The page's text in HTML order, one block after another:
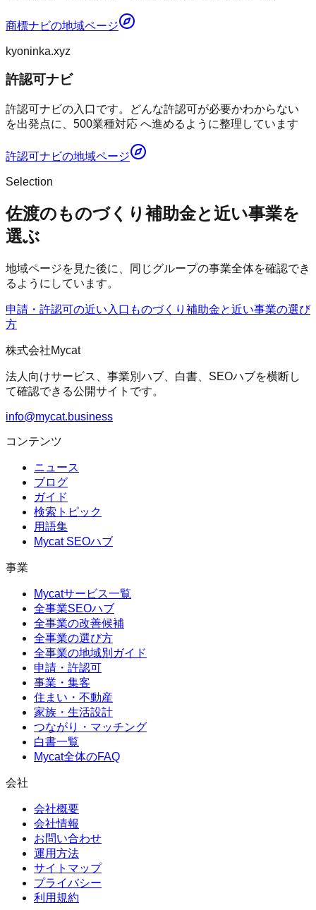
商標ナビの地域ページ
kyoninka.xyz
許認可ナビ
許認可ナビの入口です。どんな許認可が必要かわからない
を出発点に、500業種対応 へ進めるように整理しています
許認可ナビの地域ページ
Selection
佐渡のものづくり補助金と近い事業を
選ぶ
地域ページを見た後に、同じグループの事業全体を確認でき
るようにしています。
申請・許認可の近い入口 ものづくり補助金と近い事業の選び
方
株式会社Mycat
法人向けサービス、事業別ハブ、白書、SEOハブを横断し
て確認できる公開サイトです。
info@mycat.business
コンテンツ
ニュース
ブログ
ガイド
検索トピック
用語集
Mycat SEOハブ
事業
Mycatサービス一覧
全事業SEOハブ
全事業の改善候補
全事業の選び方
全事業の地域別ガイド
申請・許認可
事業・集客
住まい・不動産
家族・生活設計
つながり・マッチング
白書一覧
Mycat全体のFAQ
会社
会社概要
会社情報
お問い合わせ
運用方法
サイトマップ
プライバシー
利用規約